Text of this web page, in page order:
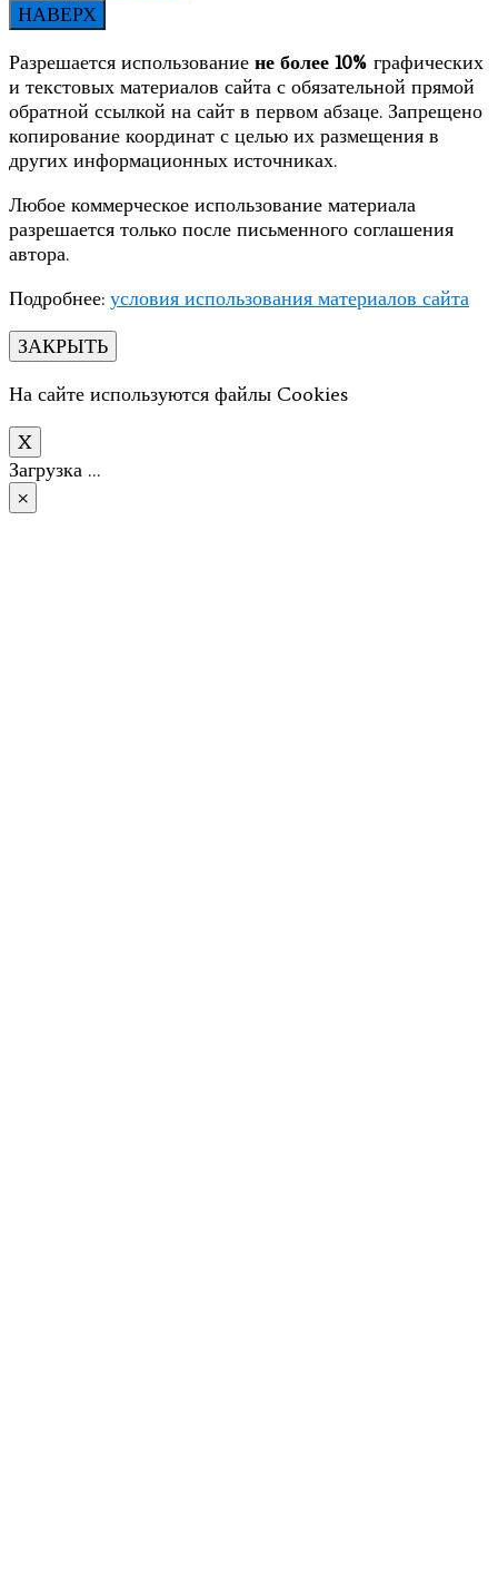
НАВЕРХ
Разрешается использование не более 10% графических
и текстовых материалов сайта с обязательной прямой
обратной ссылкой на сайт в первом абзаце. Запрещено
копирование координат с целью их размещения в
других информационных источниках.
Любое коммерческое использование материала
разрешается только после письменного соглашения
автора.
Подробнее: условия использования материалов сайта
ЗАКРЫТЬ
На сайте используются файлы Cookies
X
Загрузка …
×